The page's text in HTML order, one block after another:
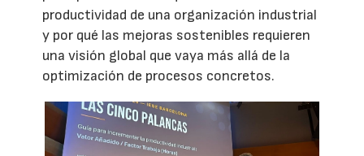
productividad de una organización industrial
y por qué las mejoras sostenibles requieren
una visión global que vaya más allá de la
optimización de procesos concretos.